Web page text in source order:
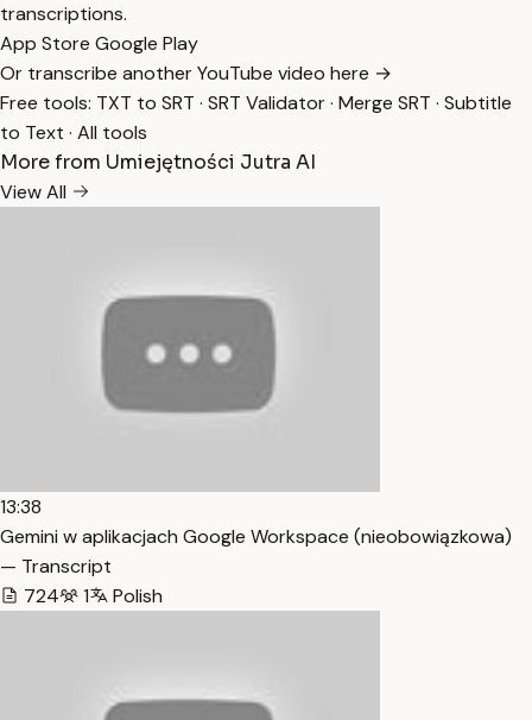
transcriptions.
App Store Google Play
Or transcribe another YouTube video here →
Free tools: TXT to SRT · SRT Validator· Merge SRT · Subtitle
to Text · All tools
More from Umiejętności Jutra AI
View All
13:38
Gemini w aplikacjach Google Workspace (nieobowiązkowa)
— Transcript
724
1 Polish